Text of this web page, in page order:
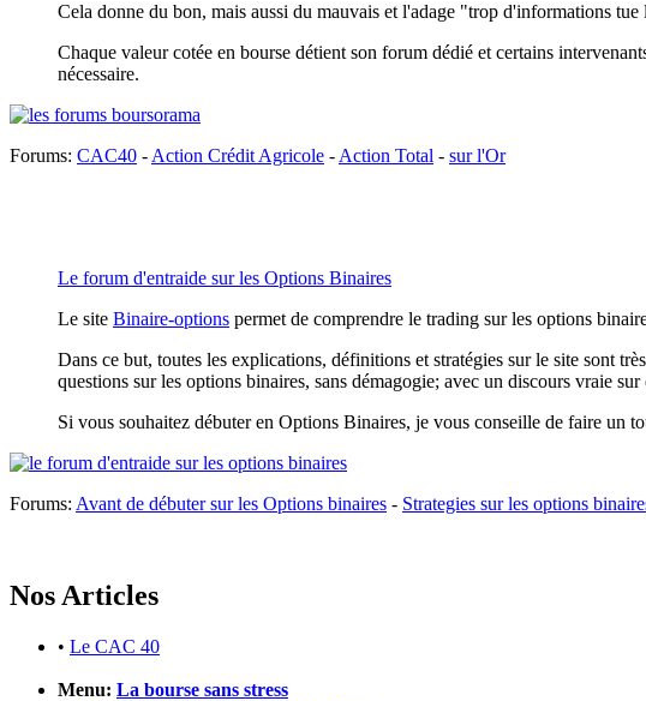
Cela donne du bon, mais aussi du mauvais et l'adage "trop d'informations
Chaque valeur cotée en bourse détient son forum dédié et certains
nécessaire.
Forums: CAC40 - Action Crédit Agricole - Action Total - sur l'Or
Le forum d'entraide sur les Options Binaires
Le site Binaire-options permet de comprendre le trading sur les options
Dans ce but, toutes les explications, définitions et stratégies sur le site sont
questions sur les options binaires, sans démagogie; avec un discours vraie
Si vous souhaitez débuter en Options Binaires, je vous conseille de faire un
Forums: Avant de débuter sur les Options binaires - Strategies sur les options
Nos Articles
• Le CAC 40
Menu: La bourse sans stress